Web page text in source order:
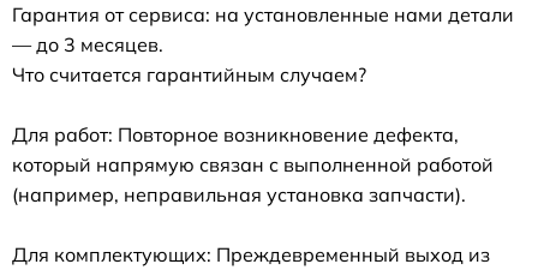
Гарантия от сервиса: на установленные нами детали
— до 3 месяцев.
Что считается гарантийным случаем?
Для работ: Повторное возникновение дефекта,
который напрямую связан с выполненной работой
(например, неправильная установка запчасти).
Для комплектующих: Преждевременный выход из